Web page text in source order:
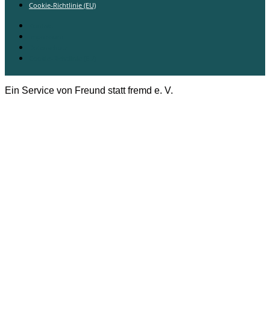
Cookie-Richtlinie (EU)
Ein Service von Freund statt fremd e. V.